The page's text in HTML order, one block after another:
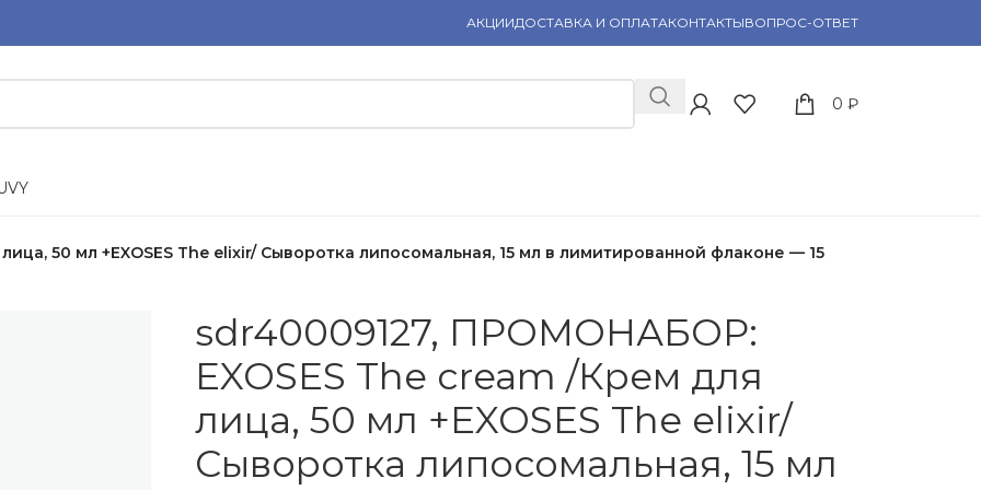
АКЦИИДОСТАВКА И ОПЛАТАКОНТАКТЫВОПРОС-ОТВЕТ
0 ₽
VY
50 мл +EXOSES The elixir/ Сыворотка липосомальная, 15 мл в лимитированной флаконе — 15
sdr40009127, ПРОМОНАБОР:
EXOSES The cream /Крем для
лица, 50 мл +EXOSES The elixir/
Сыворотка липосомальная, 15 мл